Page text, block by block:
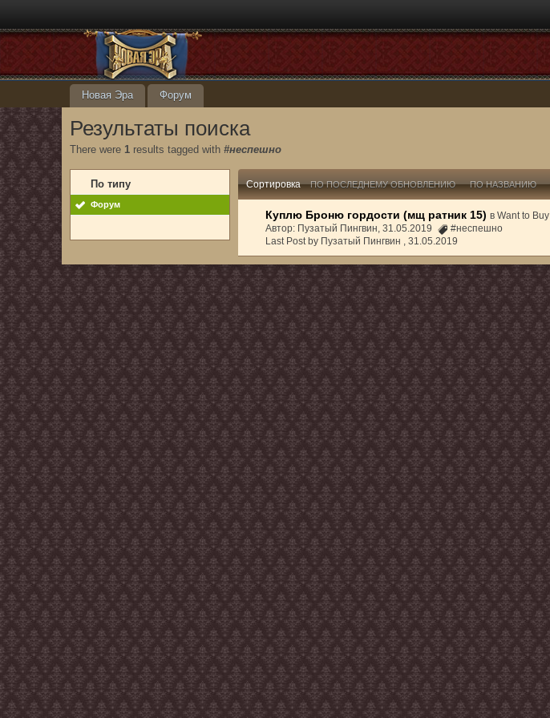
Новая Эра Форум
Результаты поиска
There were 1 results tagged with#неспешно
По типу
Форум
Сортировка ПО ПОСЛЕДНЕМУ ОБНОВЛЕНИЮ ПО НАЗВАНИЮ
Куплю Броню гордости (мщ ратник 15) вWant to Buy
Автор: Пузатый Пингвин, 31.05.2019
#неспешно
Last Post by Пузатый Пингвин ,31.05.2019